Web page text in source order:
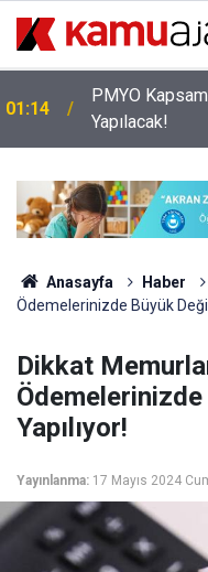
01:14
PMYO
Yapılacak!
Anasayfa Haber
Ödemelerinizde Büyük
Dikkat
Yapılıyor!
Yayınlanma: 17 Mayıs 2024